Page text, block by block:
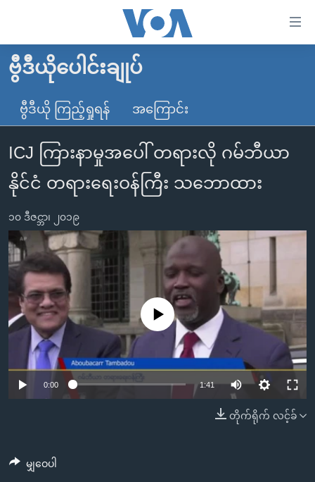
လွယ်ကူ
စေ
သည့်
များ
ပင်မ
သို့
ကျော်
ကြည့်
ပင်မ
အ
စာမျက်နှာ
မူလစာမျက်နှာ
မြန်မာ
ကမ္ဘာ့သတင်းများ
နိုင်ငံတကာ
အမေရိကန်
အစ္စရေး-ပါလက်စတိုင်း
ဗွီဒီယို
သတင်းလွတ်လပ်ခွင့်
ရပ်ဝန်းတခု လမ်းတခု အလွန်
အင်္ဂလိပ်စာလေ့လာမယ်
အမေရိကန်သုံးအီဒီယံ
မကြေးမုံရဲ့ အင်္ဂလိပ်စာ
ရုပ်ရှင်ထဲက အင်္ဂလိပ်စာ
သုတပဒေသာ အင်္ဂလိပ်စာ
အပတ်စဉ်ကဏ္ဍများ
ရေဒီယို
တီဗွီ
ရေဒီယိုနှင့်ရုပ်သံ အချက်အလက်များ
ရေဒီယို/တီဗွီအစီအစဉ်
Learning English
ဗွီအိုအေ လူမှုကွန်ယက်များ
ဗွီဒီယိုပေါင်းချုပ်
ဗွီဒီယို ကြည့်ရှုရန် အကြောင်း
ICJ ကြားနာမှုအပေါ် တရားလို ဂမ်ဘီယာ
နိုင်ငံ တရားရေးဝန်ကြီး သဘောထား
၁၀ ဒီဇင္ဘာ၊ ၂၀၁၉
No media source currently available
0:00 1:41
တိုက်ရိုက် လင့်ခ်
မျှဝေပါ